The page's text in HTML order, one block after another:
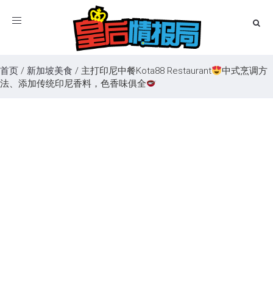
Toggle
首页 / 新加坡美食 / 主打印尼中餐Kota88 Restaurant
中式烹调方
法、添加传统印尼香料，色香味俱全